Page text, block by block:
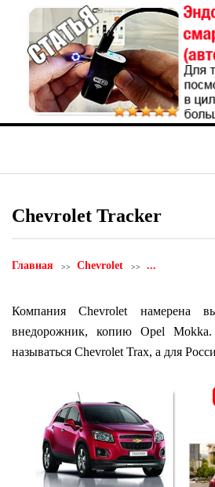
Chevrolet Tracker
Главная Chevrolet ...
Компания Chevrolet намерена
внедорожник, копию Opel
называться Chevrolet Trax, а для